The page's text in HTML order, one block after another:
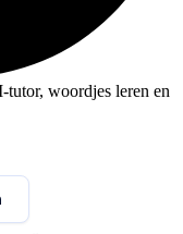
tutor, woordjes leren en